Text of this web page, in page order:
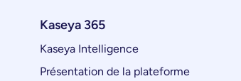
Kaseya 365
Kaseya Intelligence
Présentation de la plateforme